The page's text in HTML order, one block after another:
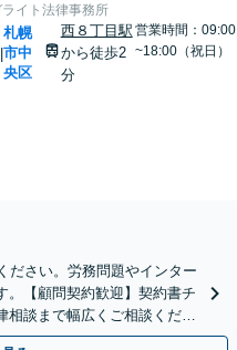
ライト法律事務所
|
札幌
市中
央区
西８丁目駅
から徒歩2
分
営業時間：09:00
~18:00（祝日）
ださい。労務問題やインター
。【顧問契約歓迎】契約書チ
相談まで幅広くご相談くださ